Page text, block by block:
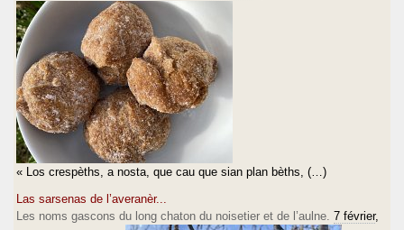
« Los crespèths, a nosta, que cau que sian plan bèths, (…)
Las sarsenas de l’averanèr...
Les noms gascons du long chaton du noisetier et de l’aulne. 7 février,